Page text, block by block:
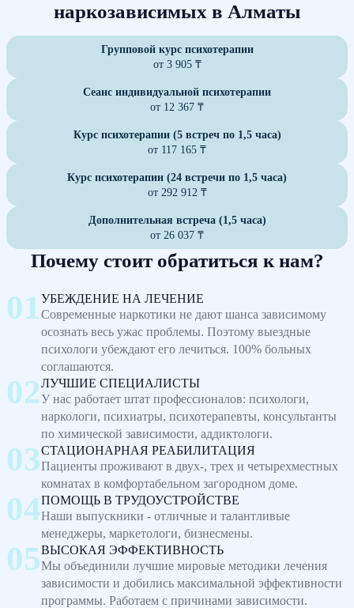
наркозависимых в Алматы
Групповой курс психотерапии
от 3 905 ₸
Сеанс индивидуальной психотерапии
от 12 367 ₸
Курс психотерапии (5 встреч по 1,5 часа)
от 117 165 ₸
Курс психотерапии (24 встречи по 1,5 часа)
от 292 912 ₸
Дополнительная встреча (1,5 часа)
от 26 037 ₸
Почему стоит обратиться к нам?
УБЕЖДЕНИЕ НА ЛЕЧЕНИЕ
Современные наркотики не дают шанса зависимому
осознать весь ужас проблемы. Поэтому выездные
психологи убеждают его лечиться. 100% больных
соглашаются.
ЛУЧШИЕ СПЕЦИАЛИСТЫ
У нас работает штат профессионалов: психологи,
наркологи, психиатры, психотерапевты, консультанты
по химической зависимости, аддиктологи.
СТАЦИОНАРНАЯ РЕАБИЛИТАЦИЯ
Пациенты проживают в двух-, трех и четырехместных
комнатах в комфортабельном загородном доме.
ПОМОЩЬ В ТРУДОУСТРОЙСТВЕ
Наши выпускники - отличные и талантливые
менеджеры, маркетологи, бизнесмены.
ВЫСОКАЯ ЭФФЕКТИВНОСТЬ
Мы объединили лучшие мировые методики лечения
зависимости и добились максимальной эффективности
программы. Работаем с причинами зависимости.